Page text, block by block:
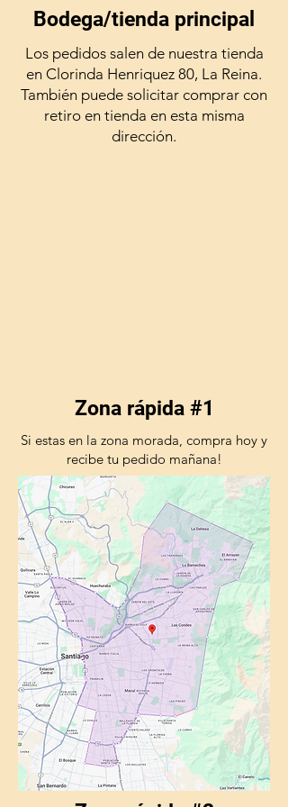
Bodega/tienda principal
Los pedidos salen de nuestra tienda
en Clorinda Henriquez 80, La Reina.
También puede solicitar comprar con
retiro en tienda en esta misma
dirección.
Zona rápida #1
Si estas en la zona morada, compra hoy y
recibe tu pedido mañana!